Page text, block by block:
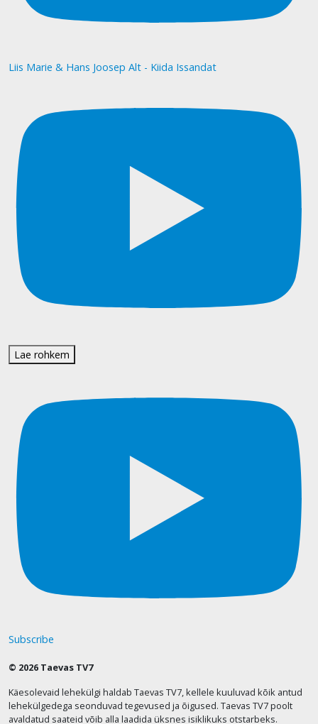
Liis Marie & Hans Joosep Alt - Kiida Issandat
Lae rohkem
Subscribe
© 2026 Taevas TV7
Käesolevaid lehekülgi haldab Taevas TV7, kellele kuuluvad kõik antud
lehekülgedega seonduvad tegevused ja õigused. Taevas TV7 poolt
avaldatud saateid võib alla laadida üksnes isiklikuks otstarbeks.